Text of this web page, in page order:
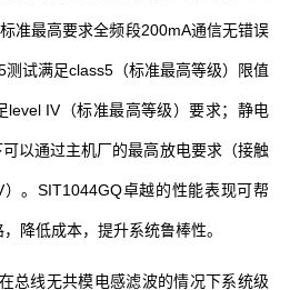
准最高要求全频段200mA通信无错误
测试满足class5（标准最高等级）限值
level IV（标准最高等级）要求；静电
以通过主机厂的最高放电要求（接触
。SIT1044GQ卓越的性能表现可帮
降低成本，提升系统鲁棒性。
总线无共模电感滤波的情况下系统级